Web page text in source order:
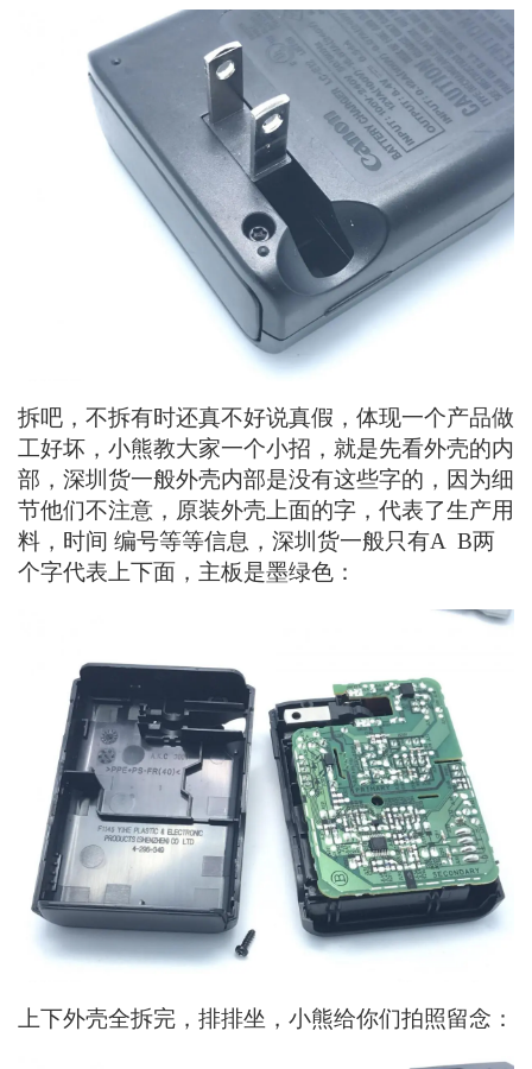
拆吧，不拆有时还真不好说真假，体现一个产品做
工好坏，小熊教大家一个小招，就是先看外壳的内
部，深圳货一般外壳内部是没有这些字的，因为细
节他们不注意，原装外壳上面的字，代表了生产用
料，时间 编号等等信息，深圳货一般只有A B两
个字代表上下面，主板是墨绿色：
上下外壳全拆完，排排坐，小熊给你们拍照留念：